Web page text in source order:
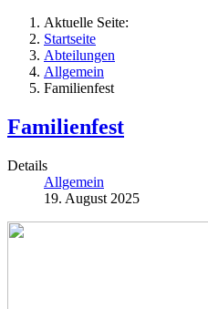
Aktuelle Seite:
Startseite
Abteilungen
Allgemein
Familienfest
Familienfest
Details
Allgemein
19. August 2025